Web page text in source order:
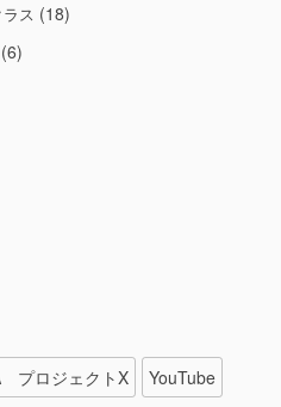
ス (18)
(6)
プロジェクトX YouTube